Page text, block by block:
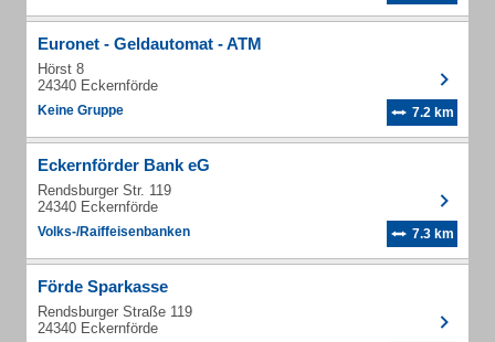
Euronet - Geldautomat - ATM
Hörst 8
24340 Eckernförde
Keine Gruppe 7.2 km
Eckernförder Bank eG
Rendsburger Str. 119
24340 Eckernförde
Volks-/Raiffeisenbanken 7.3 km
Förde Sparkasse
Rendsburger Straße 119
24340 Eckernförde